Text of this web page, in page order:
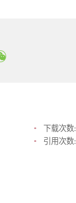
下载次数:
引用次数: